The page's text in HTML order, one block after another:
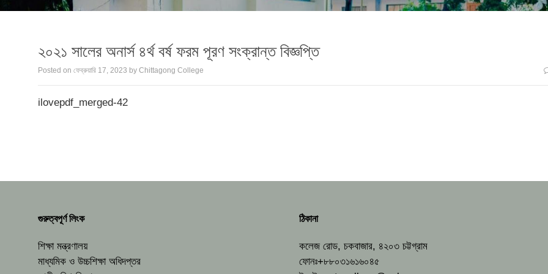
২০২১ সালের অনার্স ৪র্থ বর্ষ ফরম পূরণ সংক্রান্ত বিজ্ঞপ্তি
Posted on ফেব্রুয়ারি 17, 2023 by Chittagong College
ilovepdf_merged-42
গুরুত্বপূর্ণ লিংক
শিক্ষা মন্ত্রণালয়
মাধ্যমিক ও উচ্চশিক্ষা অধিদপ্তর
ঠিকানা
কলেজ রোড, চকবাজার, ৪২০৩ চট্টগ্রাম
ফোনঃ+৮৮০৩১৬১৬০৪৫